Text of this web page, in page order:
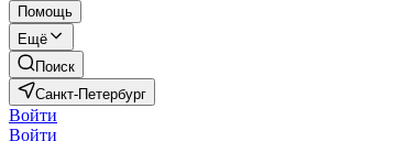
Помощь
Ещё
Поиск
Санкт-Петербург
Войти
Войти